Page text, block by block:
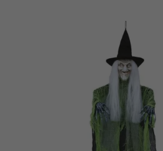
pedidos e consultar suas
Vá em frente! Estávamos
CRIAR